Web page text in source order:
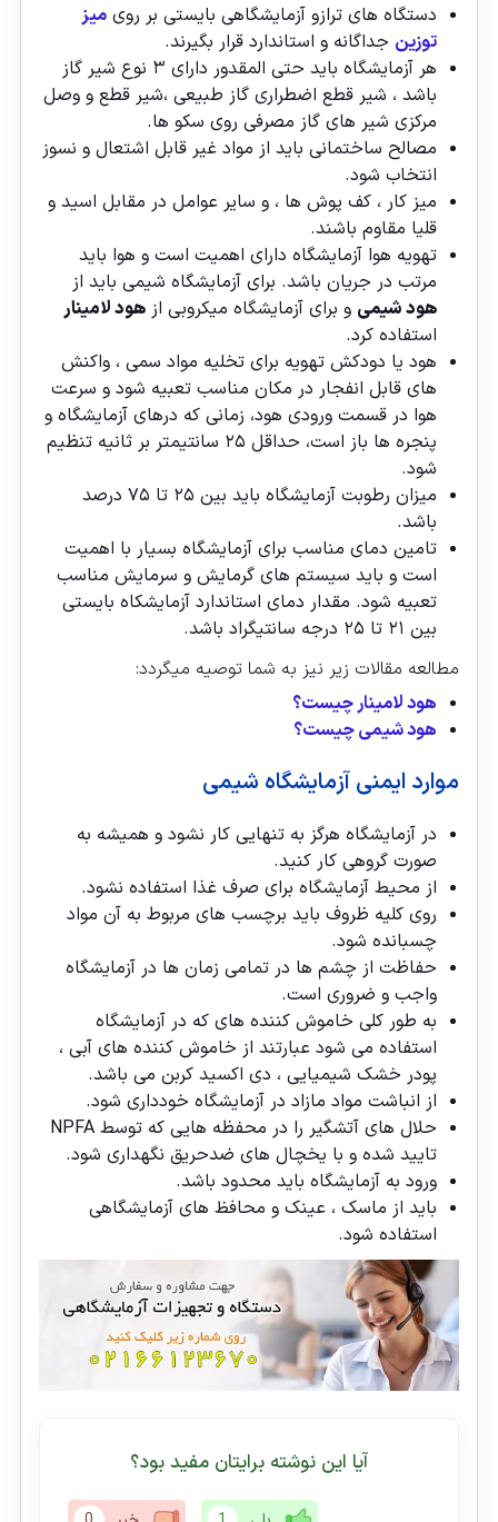
دستگاه های ترازو آزمایشگاهی بایستی بر رویمیز
توزین جداگانه و استاندارد قرار بگیرند.
هر آزمایشگاه باید حتی المقدور دارای ۳ نوع شیر گاز
باشد ، شیر قطع اضطراری گاز طبیعی ،شیر قطع و وصل
مرکزی شیر های گاز مصرفی روی سکو ها.
مصالح ساختمانی باید از مواد غیر قابل اشتعال و نسوز
انتخاب شود.
میز کار ، کف پوش ها ، و سایر عوامل در مقابل اسید و
قلیا مقاوم باشند.
تهویه هوا آزمایشگاه دارای اهمیت است و هوا باید
مرتب در جریان باشد. برای آزمایشگاه شیمی باید از
هود شیمی و برای آزمایشگاه میکروبی ازهود لامینار
استفاده کرد.
هود یا دودکش تهویه برای تخلیه مواد سمی ، واکنش
های قابل انفجار در مکان مناسب تعبیه شود و سرعت
هوا در قسمت ورودی هود، زمانی که درهای آزمایشگاه و
پنجره ها باز است، حداقل ۲۵ سانتیمتر بر ثانیه تنظیم
شود.
میزان رطوبت آزمایشگاه باید بین ۲۵ تا ۷۵ درصد
باشد.
تامین دمای مناسب برای آزمایشگاه بسیار با اهمیت
است و باید سیستم های گرمایش و سرمایش مناسب
تعبیه شود. مقدار دمای استاندارد آزمایشکاه بایستی
بین ۲۱ تا ۲۵ درجه سانتیگراد باشد.
مطالعه مقالات زیر نیز به شما توصیه میگردد:
هود لامینار چیست؟
هود شیمی چیست؟
موارد ایمنی آزمایشگاه شیمی
در آزمایشگاه هرگز به تنهایی کار نشود و همیشه به
صورت گروهی کار کنید.
از محیط آزمایشگاه برای صرف غذا استفاده نشود.
روی کلیه ظروف باید برچسب های مربوط به آن مواد
چسبانده شود.
حفاظت از چشم ها در تمامی زمان ها در آزمایشگاه
واجب و ضروری است.
به طور کلی خاموش کننده های که در آزمایشگاه
استفاده می شود عبارتند از خاموش کننده های آبی ،
پودر خشک شیمیایی ، دی اکسید کربن می باشد.
از انباشت مواد مازاد در آزمایشگاه خودداری شود.
حلال های آتشگیر را در محفظه هایی که توسط NPFA
تایید شده و با یخچال های ضدحریق نگهداری شود.
ورود به آزمایشگاه باید محدود باشد.
باید از ماسک ، عینک و محافظ های آزمایشگاهی
استفاده شود.
آیا این نوشته برایتان مفید بود؟